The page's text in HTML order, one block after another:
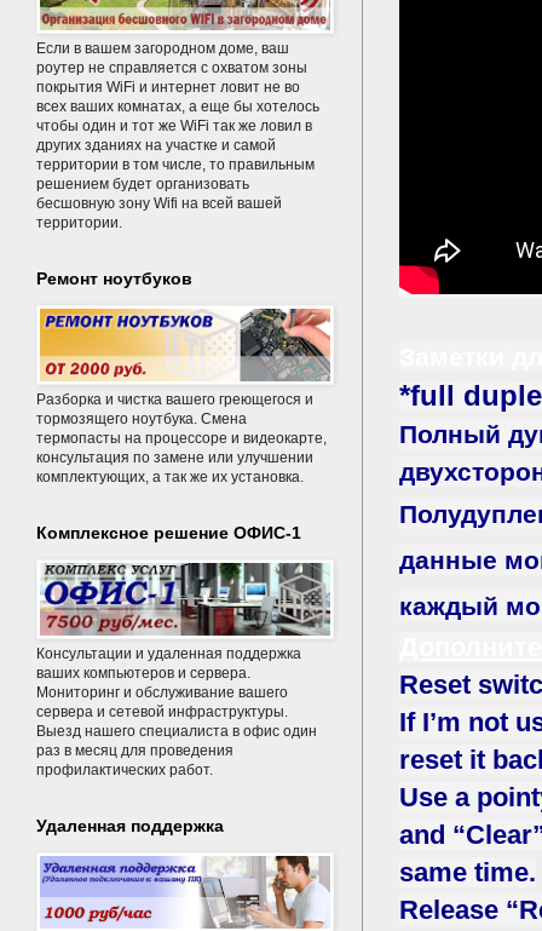
*full
Полный
данные
каждый
Reset
If I’m not
reset it
Use a
and
same time.
Release
Если в вашем загородном доме, ваш
роутер не справляется с охватом зоны
покрытия WiFi и интернет ловит не во
всех ваших комнатах, а еще бы хотелось
чтобы один и тот же WiFi так же ловил в
других зданиях на участке и самой
территории в том числе, то правильным
решением будет организовать
бесшовную зону Wifi на всей вашей
территории.
Ремонт ноутбуков
Разборка и чистка вашего греющегося и
тормозящего ноутбука. Смена
термопасты на процессоре и видеокарте,
консультация по замене или улучшении
комплектующих, а так же их установка.
Комплексное решение ОФИС-1
Консультации и удаленная поддержка
ваших компьютеров и сервера.
Мониторинг и обслуживание вашего
сервера и сетевой инфраструктуры.
Выезд нашего специалиста в офис один
раз в месяц для проведения
профилактических работ.
Удаленная поддержка